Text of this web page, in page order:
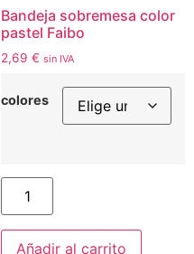
Bandeja sobremesa color
pastel Faibo
2,69 € sin IVA
colores
Añadir al carrito